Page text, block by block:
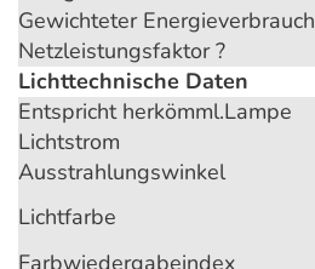
Gewichteter Energieverbrauch
Netzleistungsfaktor ?
Lichttechnische Daten
Entspricht herkömml.Lampe
Lichtstrom
Ausstrahlungswinkel
Lichtfarbe
Farbwiedergabeindex